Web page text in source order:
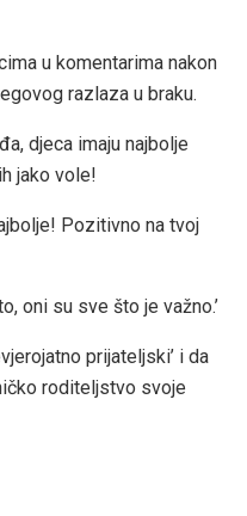
u komentarima nakon
razlaza u braku.
djeca imaju najbolje
jako vole!
Pozitivno na tvoj
oni su sve što je važno.’
prijateljski’ i da
roditeljstvo svoje